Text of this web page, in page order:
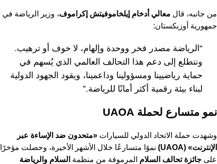
من جانبه، قال معالي أدخام إيلخاموفيتش إكراموف، وزير الرياضة في
جمهورية أوزبكستان:
“الرياضة مصدر فخر ووحدة وإلهام، لا خوف أو ترهيب.
ونتطلع إلى دعم هذا التحالف العالمي الذي يُسهم في
حماية رياضيينا ومسؤولينا وداعمينا، ويقود الجهود الدولية
لبناء بيئة رقمية أكثر أمانًا للرياضة.”
نمو متسارع لحملة UAOA
وشهدت حملة الاتحاد الدولي للسيارات «متحدون ضد الإساءة عبر
الإنترنت» (UAOA)
نموًا متسارعًا خلال الأشهر الأخيرة، وحصلت مؤخرًا
على جائزة تحالف السلام المرموقة من منظمة السلام والرياضة